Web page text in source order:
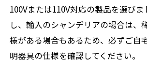
100Vまたは110V対応の製品を選び
し、輸入のシャンデリアの場合は、
様がある場合もあるため、必ずご自
明器具の仕様を確認してください。